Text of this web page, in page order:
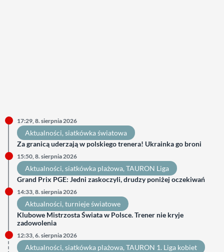
17:29, 8. sierpnia 2026
Aktualności, siatkówka światowa
Za granicą uderzają w polskiego trenera! Ukrainka go broni
15:50, 8. sierpnia 2026
Aktualności, siatkówka plażowa, TAURON Liga
Grand Prix PGE: Jedni zaskoczyli, drudzy poniżej oczekiwań
14:33, 8. sierpnia 2026
Aktualności, turnieje światowe
Klubowe Mistrzosta Świata w Polsce. Trener nie kryje
zadowolenia
12:33, 6. sierpnia 2026
Aktualności, siatkówka plażowa, TAURON 1. Liga kobiet